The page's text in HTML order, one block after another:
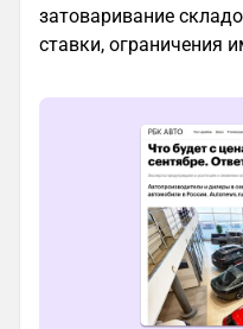
затоваривание
ставки, ограничения